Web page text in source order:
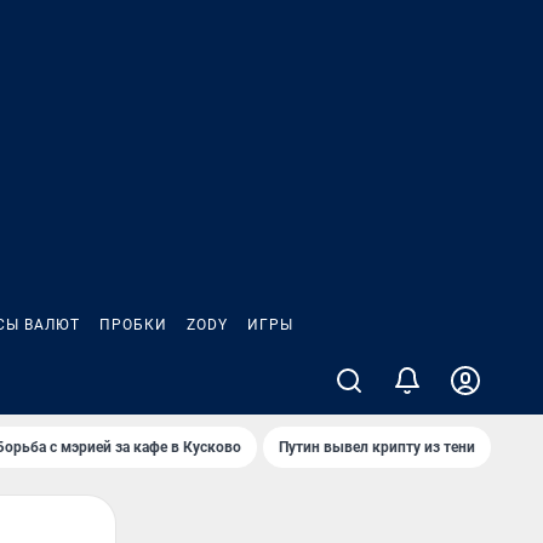
ВАЛЮТ ПРОБКИ ZODY ИГРЫ
с мэрией за кафе в Кусково Путин вывел крипту из тени